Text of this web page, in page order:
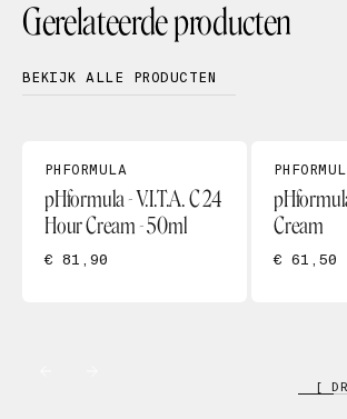
Gerelateerde producten
BEKIJK ALLE PRODUCTEN
PHFORMULA
pHformula - V.I.T.A. C 24
Hour Cream - 50ml
€ 81,90
Cream
€ 61,50
[